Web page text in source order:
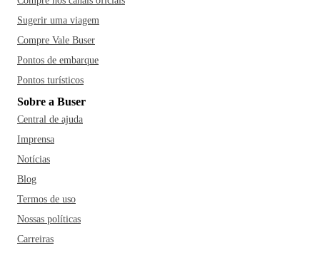
Sugerir uma viagem
Compre Vale Buser
Pontos de embarque
Pontos turísticos
Sobre a Buser
Central de ajuda
Imprensa
Notícias
Blog
Termos de uso
Nossas políticas
Carreiras